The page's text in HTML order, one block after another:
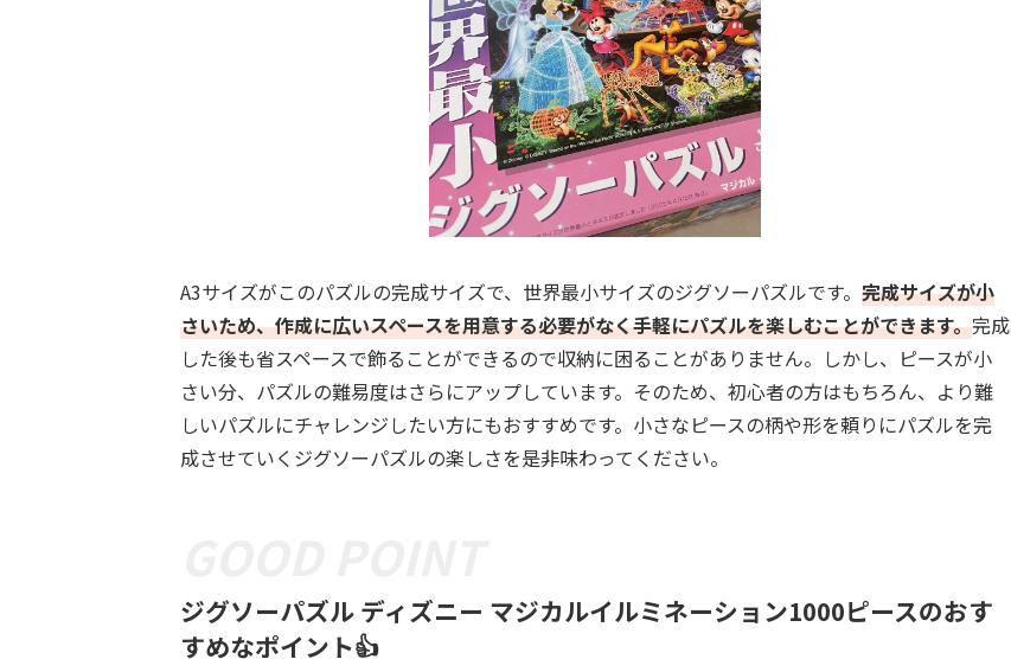
A3サイズがこのパズルの完成サイズで、世界最小サイズのジグソーパズルです。 完成サイズが小
さいため、作成に広いスペースを用意する必要がなく手軽にパズルを楽しむことができます。完成
した後も省スペースで飾ることができるので収納に困ることがありません。しかし、ピースが小
さい分、パズルの難易度はさらにアップしています。そのため、初心者の方はもちろん、より難
しいパズルにチャレンジしたい方にもおすすめです。小さなピースの柄や形を頼りにパズルを完
成させていくジグソーパズルの楽しさを是非味わってください。
ジグソーパズル ディズニー マジカルイルミネーション1000ピースのおす
すめなポイント👍